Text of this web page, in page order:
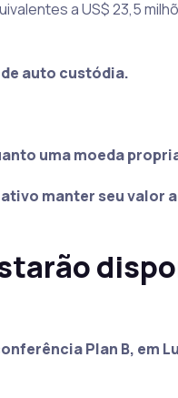
a US$ 23,5
auto custódia.
uma moeda
manter seu valor
Plan B, em